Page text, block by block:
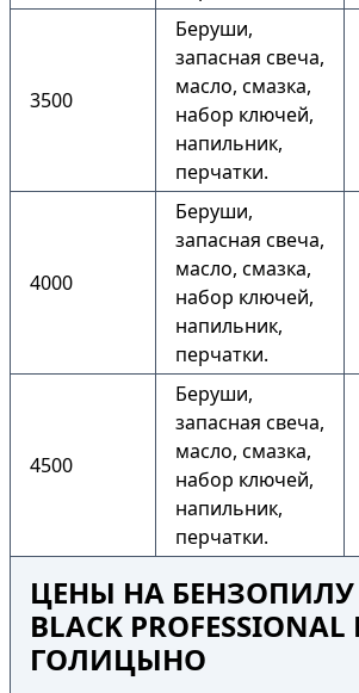
3500
Беруши,
запасная свеча,
масло, смазка,
набор ключей,
напильник,
перчатки.
4000
Беруши,
запасная свеча,
масло, смазка,
набор ключей,
напильник,
перчатки.
4500
Беруши,
запасная свеча,
масло, смазка,
набор ключей,
напильник,
перчатки.
ЦЕНЫ НА БЕНЗОПИЛУ
BLACK PROFESSIONAL
ГОЛИЦЫНО